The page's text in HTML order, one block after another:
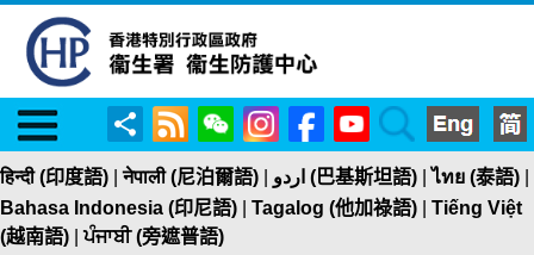
Menu
分
享
RSS WeChatInstagramFacebookYouTubeSearch
हिन्दी (印度語) |नेपाली (尼泊爾語) اردو (巴基斯坦語) |ไทย (泰語)
Bahasa Indonesia (印尼語)
Tagalog (他加祿語)
Tiếng Việt
(越南語) |ਪੰਜਾਬੀ (旁遮普語)